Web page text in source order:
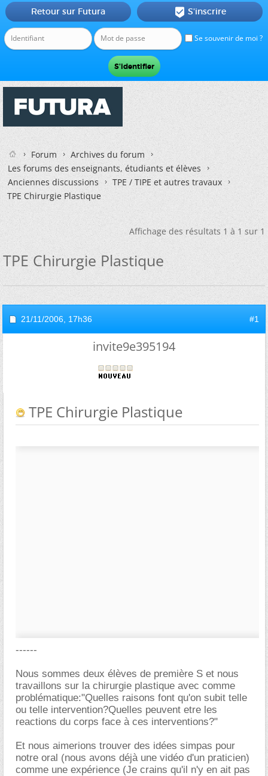
Se souvenir de moi ?
Retour sur Futura  S'inscrire
Forum
Archives du forum
Les forums des enseignants, étudiants et élèves
Anciennes discussions
TPE / TIPE et autres travaux
TPE Chirurgie Plastique
Affichage des résultats 1 à 1 sur 1
TPE Chirurgie Plastique
21/11/2006, 17h36 #1
invite9e395194
TPE Chirurgie Plastique
------
Nous sommes deux élèves de première S et nous
travaillons sur la chirurgie plastique avec comme
problématique:"Quelles raisons font qu'on subit telle
ou telle intervention?Quelles peuvent etre les
reactions du corps face à ces interventions?"
Et nous aimerions trouver des idées simpas pour
notre oral (nous avons déjà une vidéo d'un praticien)
comme une expérience (Je crains qu'il n'y en ait pas